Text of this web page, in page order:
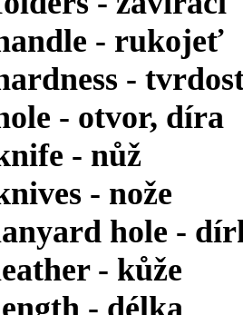
- rukojeť
-
- otvor, díra
- nůž
- nože
hole -
- kůže
- délka